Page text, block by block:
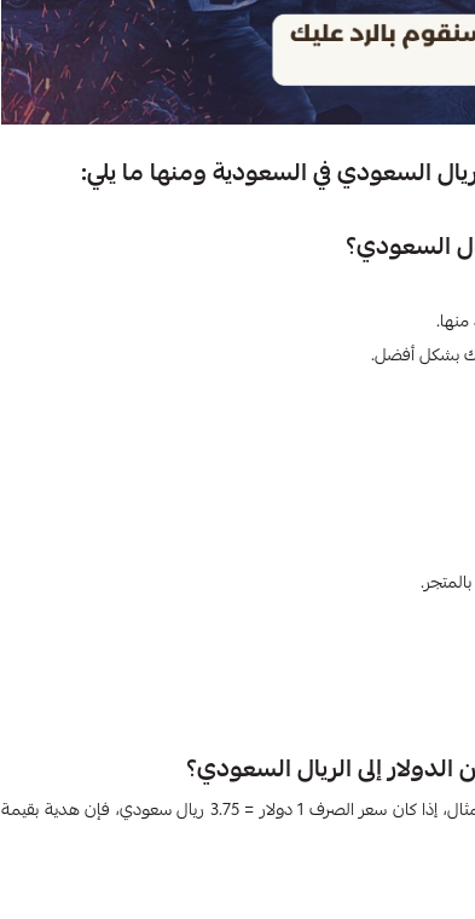
السعودي​ في السعودية ومنها ما يلي:
بشكل أفضل.
يمكنك تحويل الأسعار من الدولار إلى الريال السعودي باستخدام سعر الصرف الحالي. على سبيل المثال، إذا كان سعر الصرف 1 دولار = 3.75 ريال سعودي، فإن هدية بقيمة